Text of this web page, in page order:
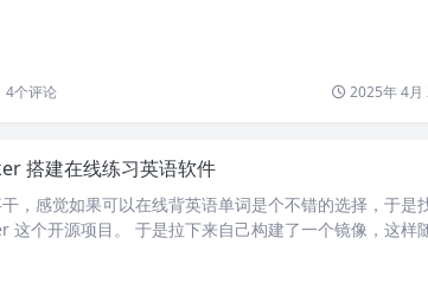
4个评论 2025年 4月
搭建在线练习英语软件
，感觉如果可以在线背英语单词是个不错的选择，于是
个开源项目。 于是拉下来自己构建了一个镜像，这样